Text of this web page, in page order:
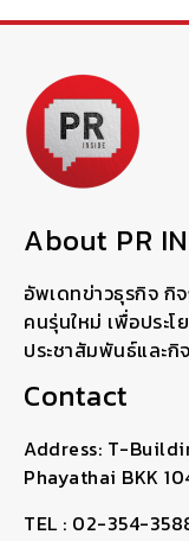
About PR
อัพเดทข่าวธุรกิจ กิ
คนรุ่นใหม่ เพื่อประ
ประชาสัมพันธ์และกิ
Contact
Address: T-
Phayathai BKK
TEL : 02-354-